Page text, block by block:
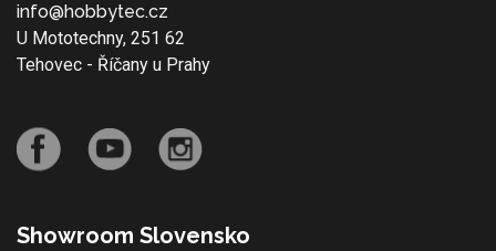
info@hobbytec.cz
U Mototechny, 251 62
Tehovec - Říčany u Prahy
Showroom Slovensko